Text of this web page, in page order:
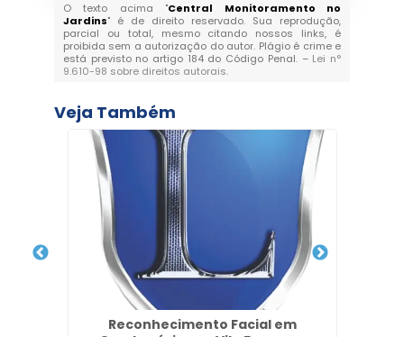
O texto acima "Central Monitoramento no
Jardins" é de direito reservado. Sua reprodução,
parcial ou total, mesmo citando nossos links, é
proibida sem a autorização do autor. Plágio é crime e
está previsto no artigo 184 do Código Penal. – Lei n°
9.610-98 sobre direitos autorais.
Veja Também
Reconhecimento Facial em